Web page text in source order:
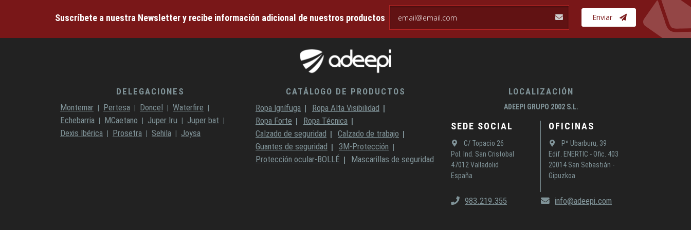
Suscríbete a nuestra Newsletter y recibe información adicional de nuestros productosemail@email.com Enviar
DELEGACIONES
Montemar
Pertesa Doncel
Waterfire
Echebarria
MCaetano Juper Iru
Juper bat
Dexis Ibérica
Prosetra Sehila Joysa
CATÁLOGO DE PRODUCTOS
Ropa Ignífuga
Ropa Alta Visibilidad
Ropa Forte
Ropa Técnica
Calzado de seguridad
Calzado de trabajo
Guantes de seguridad
3M-Protección
Protección ocular-BOLLÉ
Mascarillas de seguridad
LOCALIZACIÓN
ADEEPI GRUPO 2002 S.L.
SEDE SOCIAL
C/ Topacio 26
Pol. Ind. San Cristobal
47012 Valladolid
España
OFICINAS
Pº Ubarburu, 39
Edif. ENERTIC - Ofic. 403
20014 San Sebastián -
Gipuzkoa
983.219.355 info@adeepi.com